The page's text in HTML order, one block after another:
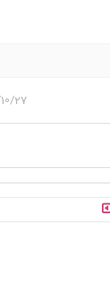
27